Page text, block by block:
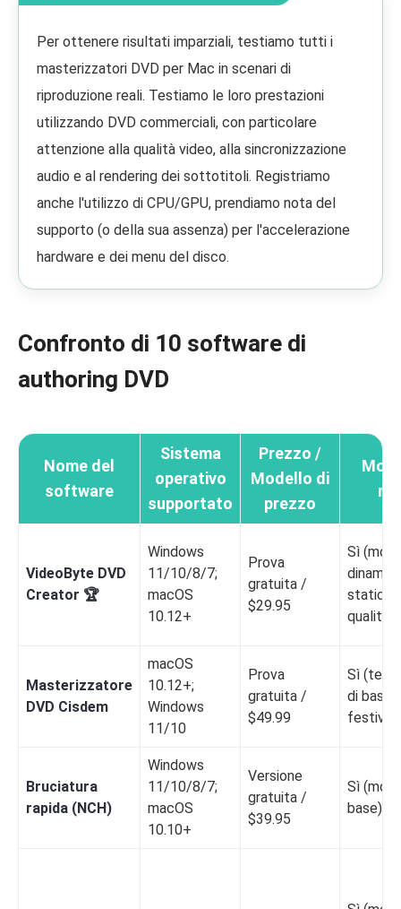
Per ottenere risultati imparziali, testiamo tutti i
masterizzatori DVD per Mac in scenari di
riproduzione reali. Testiamo le loro prestazioni
utilizzando DVD commerciali, con particolare
attenzione alla qualità video, alla sincronizzazione
audio e al rendering dei sottotitoli. Registriamo
anche l'utilizzo di CPU/GPU, prendiamo nota del
supporto (o della sua assenza) per l'accelerazione
hardware e dei menu del disco.
Confronto di 10 software di
authoring DVD
Nome del
software
Sistema
operativo
supportato
Prezzo /
Modello di
prezzo
VideoByte DVD
Creator 🏆
Windows
11/10/8/7;
macOS
10.12+
Prova
gratuita /
$29.95
Sì
dinamici
statici
qualità)
Masterizzatore
DVD Cisdem
macOS
10.12+;
Windows
11/10
Prova
gratuita /
$49.99
Sì
di base
festivi)
Bruciatura
rapida (NCH)
Windows
11/10/8/7;
macOS
10.10+
Versione
gratuita /
$39.95
Sì
base)